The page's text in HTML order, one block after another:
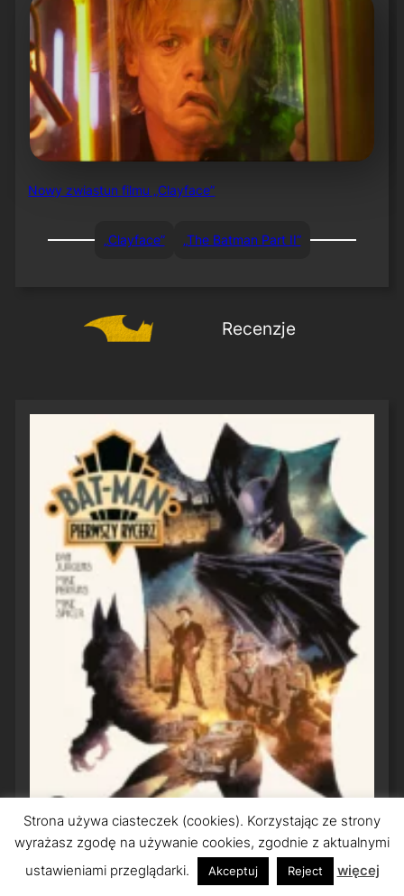
Nowy zwiastun filmu „Clayface”
„Clayface” „The Batman Part II”
Recenzje
Bat-Man: Pierwszy Rycerz
Strona używa ciasteczek (cookies). Korzystając ze strony
wyrażasz zgodę na używanie cookies, zgodnie z aktualnymi
ustawieniami przeglądarki.
Akceptuj Reject więcej